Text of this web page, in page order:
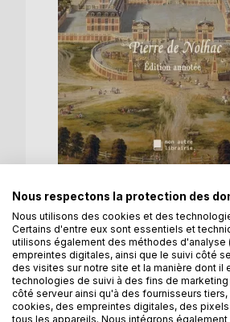
DESCRIPTION
En mai 1682, la Cour
sa famille royale, le
Nous respectons la protection des
Nous utilisons des cookies et des
Certains d'entre eux sont essentiels et
utilisons également des méthodes
empreintes digitales, ainsi que le suivi côté
des visites sur notre site et la manière dont il
technologies de suivi à des fins de
côté serveur ainsi qu'à des fournisseurs
cookies, des empreintes digitales, des
tous les appareils. Nous intégrons